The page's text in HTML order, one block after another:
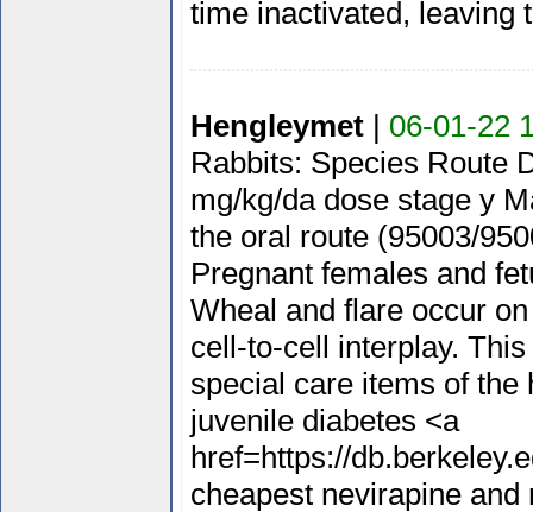
time inactivated, leaving
Hengleymet| 06-01-22
Rabbits: Species Route
mg/kg/da dose stage y
the oral route (95003/
Pregnant females and
Wheal and flare occur
cell-to-cell interplay.
special care items of the
juvenile diabetes <a
href=https://
cheapest nevirapine and